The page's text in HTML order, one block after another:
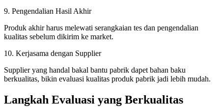
9. Pengendalian Hasil Akhir
Produk akhir harus melewati serangkaian tes dan pengendalian
kualitas sebelum dikirim ke market.
10. Kerjasama dengan Supplier
Supplier yang handal bakal bantu pabrik dapet bahan baku
berkualitas, bikin evaluasi kualitas produk pabrik jadi lebih mudah.
Langkah Evaluasi yang Berkualitas